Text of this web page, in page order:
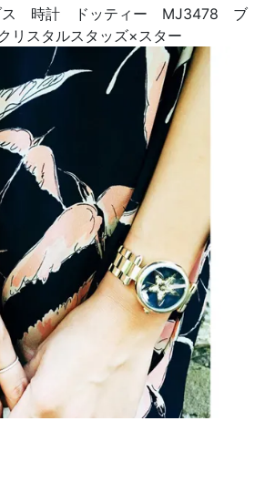
ス 時計 ドッティー MJ3478 ブ
リスタルスタッズ×スター